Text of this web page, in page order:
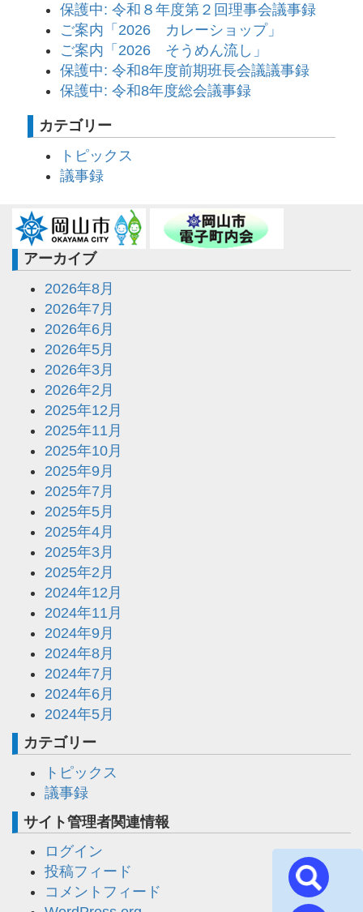
保護中: 令和８年度第２回理事会議事録
ご案内「2026 カレーショップ」
ご案内「2026 そうめん流し」
保護中: 令和8年度前期班長会議議事録
保護中: 令和8年度総会議事録
カテゴリー
トピックス
議事録
アーカイブ
2026年8月
2026年7月
2026年6月
2026年5月
2026年3月
2026年2月
2025年12月
2025年11月
2025年10月
2025年9月
2025年7月
2025年5月
2025年4月
2025年3月
2025年2月
2024年12月
2024年11月
2024年9月
2024年8月
2024年7月
2024年6月
2024年5月
カテゴリー
トピックス
議事録
サイト管理者関連情報
ログイン
投稿フィード
コメントフィード